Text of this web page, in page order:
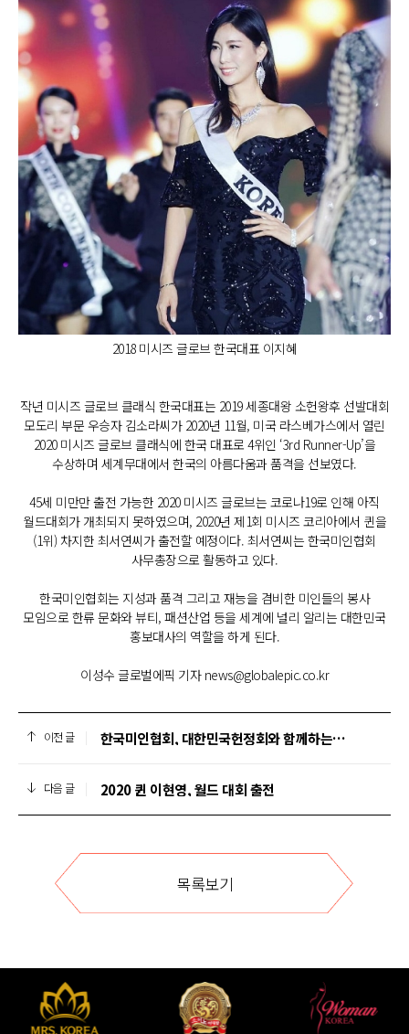
2018 미시즈 글로브 한국대표 이지혜
작년 미시즈 글로브 클래식 한국대표는 2019 세종대왕 소헌왕후 선발대회
모도리 부문 우승자 김소라씨가 2020년 11월, 미국 라스베가스에서 열린
2020 미시즈 글로브 클래식에 한국 대표로 4위인 ‘3rd Runner-Up’을
수상하며 세계무대에서 한국의 아름다움과 품격을 선보였다.
45세 미만만 출전 가능한 2020 미시즈 글로브는 코로나19로 인해 아직
월드대회가 개최되지 못하였으며, 2020년 제1회 미시즈 코리아에서 퀸을
(1위) 차지한 최서연씨가 출전할 예정이다. 최서연씨는 한국미인협회
사무총장으로 활동하고 있다.
한국미인협회는 지성과 품격 그리고 재능을 겸비한 미인들의 봉사
모임으로 한류 문화와 뷰티, 패션산업 등을 세계에 널리 알리는 대한민국
홍보대사의 역할을 하게 된다.
이성수 글로벌에픽 기자 news@globalepic.co.kr
이전 글 한국미인협회, 대한민국헌정회와 함께하는 아름다운 사회 만들기
다음 글 2020 퀸 이현영, 월드 대회 출전
목록보기